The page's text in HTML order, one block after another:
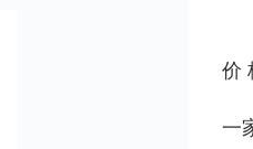
价
一